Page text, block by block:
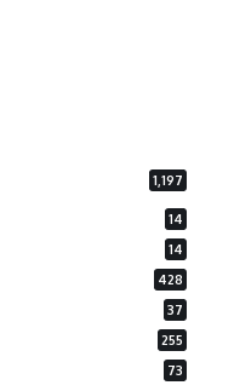
1,197
14
14
428
37
255
73